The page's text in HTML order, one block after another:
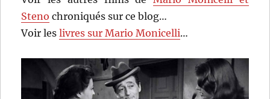
Steno chroniqués sur ce blog…
Voir leslivres sur Mario Monicelli…